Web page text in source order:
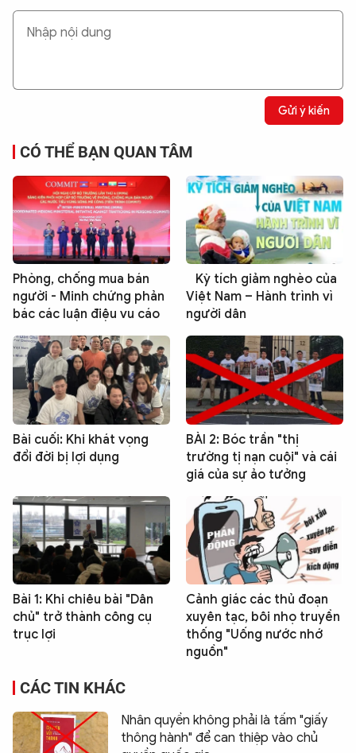
Gửi ý kiến
CÓ THỂ BẠN QUAN TÂM
Phòng, chống mua bán
người - Minh chứng phản
bác các luận điệu vu cáo
Kỳ tích giảm nghèo của
Việt Nam – Hành trình vì
người dân
Bài cuối: Khi khát vọng
đổi đời bị lợi dụng
BÀI 2: Bóc trần "thị
trường tị nạn cuội" và cái
giá của sự ảo tưởng
Bài 1: Khi chiêu bài "Dân
chủ" trở thành công cụ
trục lợi
Cảnh giác các thủ đoạn
xuyên tạc, bôi nhọ truyền
thống "Uống nước nhớ
nguồn"
CÁC TIN KHÁC
Nhân quyền không phải là tấm "giấy
thông hành" để can thiệp vào chủ